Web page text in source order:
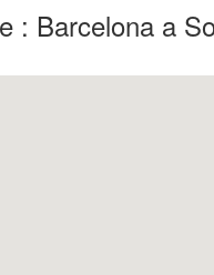
: Barcelona a